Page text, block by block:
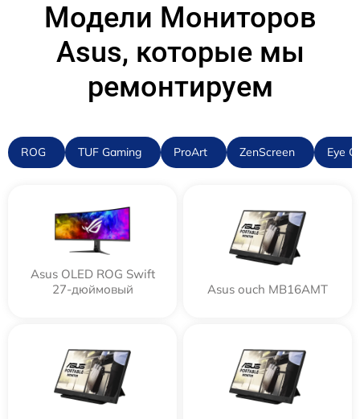
Модели Мониторов
Asus, которые мы
ремонтируем
ROG TUF Gaming ProArt ZenScreen Eye
Asus OLED ROG Swift
27-дюймовый
Asus ouch MB16AMT